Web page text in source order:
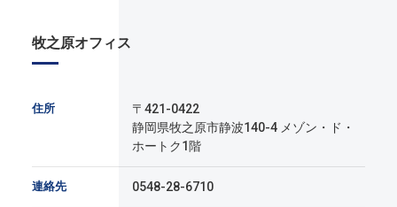
牧之原オフィス
住所
〒421-0422
静岡県牧之原市静波140-4 メゾン・ド・
ホートク1階
連絡先 0548-28-6710